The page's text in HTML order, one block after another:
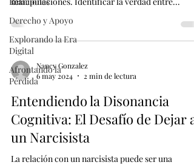
Derecho y Apoyo
Explorando la Era
Digital
Afrontando la
Pérdida
Nancy Gonzalez
6 may 2024
2 min de lectura
Entendiendo la Disonancia
Cognitiva: El Desafío de Dejar a
un Narcisista
La relación con un narcisista puede ser una